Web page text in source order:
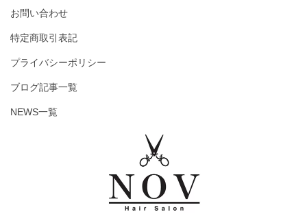
お問い合わせ
特定商取引表記
プライバシーポリシー
ブログ記事一覧
NEWS一覧